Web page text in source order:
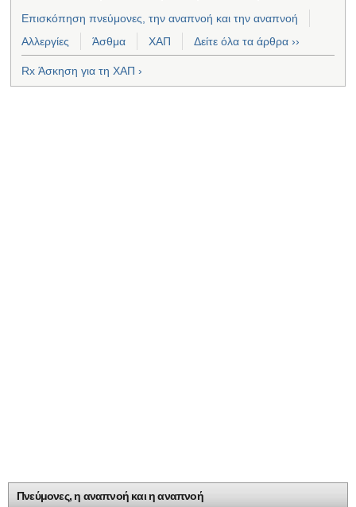
Επισκόπηση πνεύμονες, την αναπνοή και την αναπνοή
Αλλεργίες
Άσθμα ΧΑΠ Δείτε όλα τα άρθρα ››
Rx Άσκηση για τη ΧΑΠ ›
Πνεύμονες, η αναπνοή και η αναπνοή